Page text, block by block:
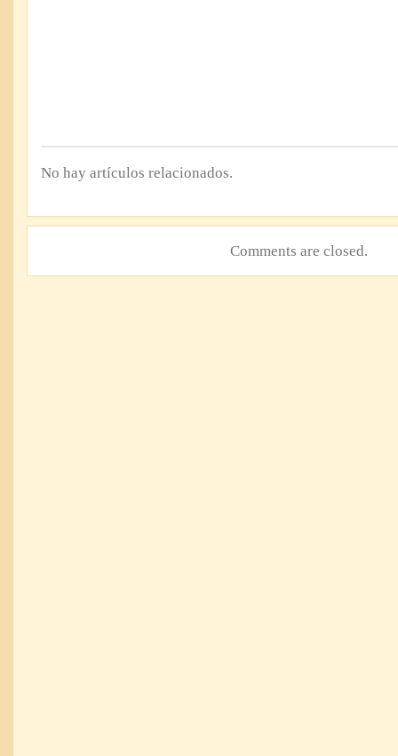
No hay artículos relacionados.
Comments are closed.